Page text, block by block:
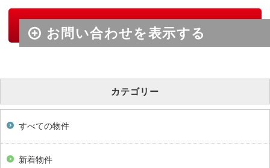
物件のお問い合わせ
カテゴリー
すべての物件
新着物件